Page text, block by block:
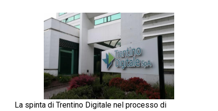
La spinta di Trentino Digitale nel processo di